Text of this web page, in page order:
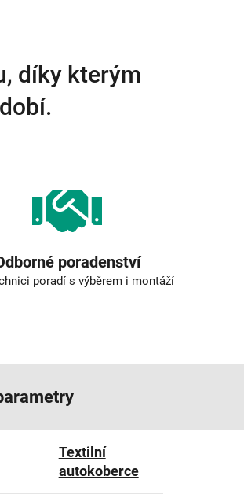
díky kterým
poradenství
poradí s výběrem i montáží
Textilní
autokoberce